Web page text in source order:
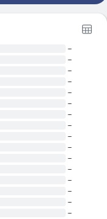
~
~
~
~
~
~
~
~
~
~
~
~
~
~
~
~